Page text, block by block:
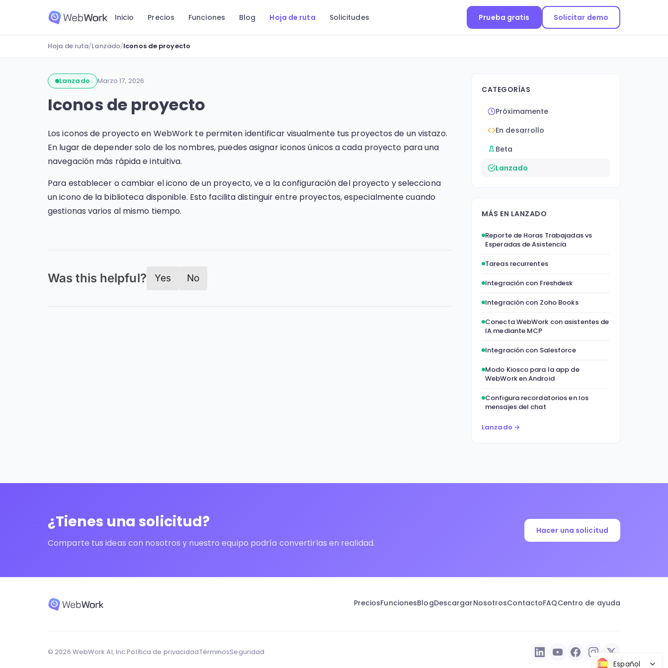
Inicio Precios Funciones Blog Hoja de ruta Solicitudes Prueba gratis Solicitar demo
Hoja de ruta/Lanzado/Iconos de proyecto
Lanzado Marzo 17, 2026
Iconos de proyecto
Los iconos de proyecto en WebWork te permiten identificar visualmente tus proyectos de un vistazo.
En lugar de depender solo de los nombres, puedes asignar iconos únicos a cada proyecto para una
navegación más rápida e intuitiva.
Para establecer o cambiar el icono de un proyecto, ve a la configuración del proyecto y selecciona
un icono de la biblioteca disponible. Esto facilita distinguir entre proyectos, especialmente cuando
gestionas varios al mismo tiempo.
Was this helpful? Yes No
CATEGORÍAS
Próximamente
En desarrollo
Beta
Lanzado
MÁS EN LANZADO
Reporte de Horas Trabajadas vs
Esperadas de Asistencia
Tareas recurrentes
Integración con Freshdesk
Integración con Zoho Books
Conecta WebWork con asistentes de
IA mediante MCP
Integración con Salesforce
Modo Kiosco para la app de
WebWork en Android
Configura recordatorios en los
mensajes del chat
Lanzado →
¿Tienes una solicitud?
Comparte tus ideas con nosotros y nuestro equipo podría convertirlas en realidad.
Hacer una solicitud
PreciosFuncionesBlogDescargarNosotrosContactoFAQCentro de ayuda
© 2026 WebWork AI, Inc.Política de privacidadTérminosSeguridad
Español